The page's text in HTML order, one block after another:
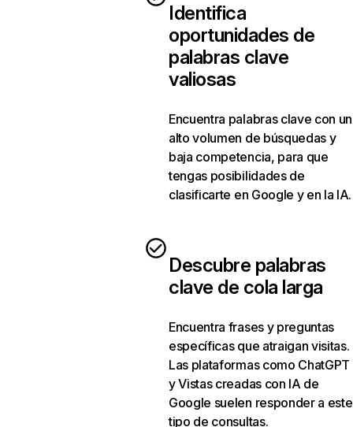
Identifica
oportunidades de
palabras clave
valiosas
Encuentra palabras clave con un
alto volumen de búsquedas y
baja competencia, para que
tengas posibilidades de
clasificarte en Google y en la IA.
Descubre palabras
clave de cola larga
Encuentra frases y preguntas
específicas que atraigan visitas.
Las plataformas como ChatGPT
y Vistas creadas con IA de
Google suelen responder a este
tipo de consultas.